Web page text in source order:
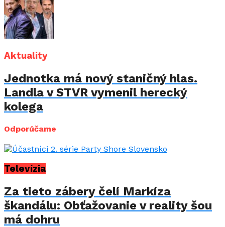
Aktuality
Jednotka má nový staničný hlas.
Landla v STVR vymenil herecký
kolega
Odporúčame
Televízia
Za tieto zábery čelí Markíza
škandálu: Obťažovanie v reality šou
má dohru